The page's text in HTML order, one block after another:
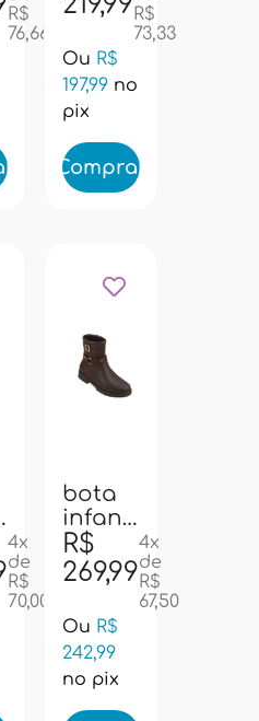
R$
76,66
- cafe
R$
73,33
Ou R$
197,99 no
pix
Comprar
4x
de
R$
70,00
bota
infantil
pampili
279125
- cafe
R$
269,99
4x
de
R$
67,50
Ou R$
242,99
no pix
36